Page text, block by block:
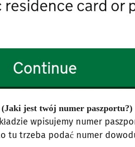
(Jaki jest twój numer paszportu?)
wpisujemy numer
tu trzeba podać numer